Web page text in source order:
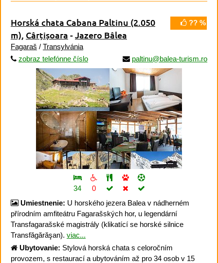
?? %
Horská chata Cabana Paltinu (2.050
m), Cârțișoara -Jazero Bâlea
Fagaraš / Transylvánia
zobraz telefónne číslo
paltinu@balea-turism.ro
34
0
Umiestnenie: U horského jezera Balea v nádherném
přírodním amfiteátru Fagarašských hor, u legendární
Transfagarašské magistrály (klikatící se horské silnice
Transfăgărăşan). viac...
Ubytovanie: Stylová horská chata s celoročním
provozem, s restaurací a ubytováním až pro 34 osob v 15